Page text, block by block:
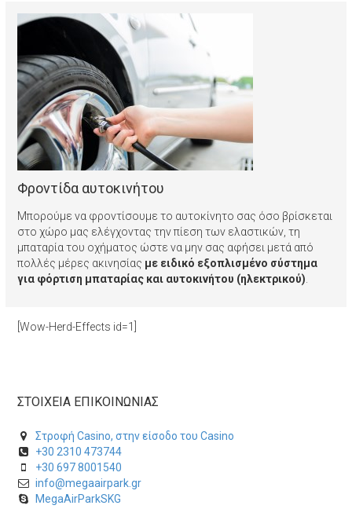
Φροντίδα αυτοκινήτου
Μπορούμε να φροντίσουμε το αυτοκίνητο σας όσο βρίσκεται
στο χώρο μας ελέγχοντας την πίεση των ελαστικών, τη
μπαταρία του οχήματος ώστε να μην σας αφήσει μετά από
πολλές μέρες ακινησίας με ειδικό εξοπλισμένο σύστημα
για φόρτιση μπαταρίας και αυτοκινήτου (ηλεκτρικού)
[Wow-Herd-Effects id=1]
ΣΤΟΙΧΕΙΑ ΕΠΙΚΟΙΝΩΝΙΑΣ
Στροφή Casino, στην είσοδο του Casino
+30 2310 473744
+30 697 8001540
info@megaairpark.gr
MegaAirParkSKG